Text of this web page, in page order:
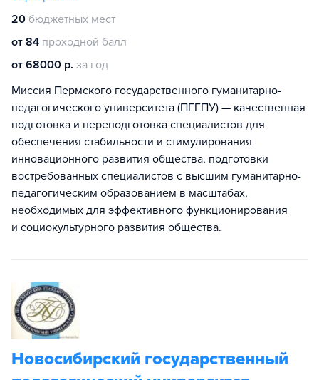
20 бюджетных мест
от 84 проходной балл
от 68000 р. за год
Миссия Пермского государственного гуманитарно-
педагогического университета (ПГГПУ) — качественная
подготовка и переподготовка специалистов для
обеспечения стабильности и стимулирования
инновационного развития общества, подготовки
востребованных специалистов с высшим гуманитарно-
педагогическим образованием в масштабах,
необходимых для эффективного функционирования
и социокультурного развития общества.
Новосибирский государственный